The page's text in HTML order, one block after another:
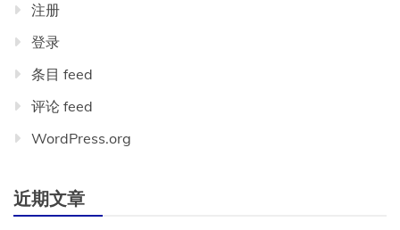
注册
登录
条目 feed
评论 feed
WordPress.org
近期文章